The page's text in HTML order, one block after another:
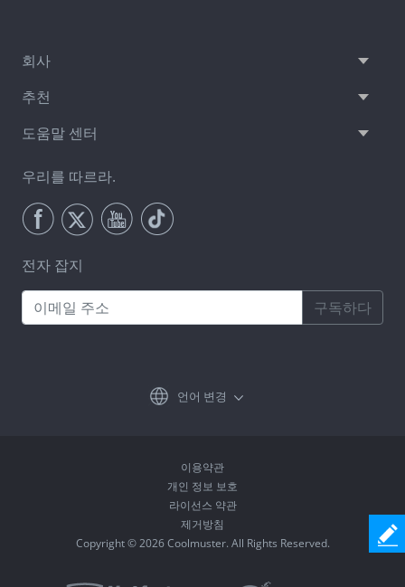
회사
추천
도움말 센터
우리를 따르라.
전자 잡지
구독하다
언어 변경
이용약관
개인 정보 보호
라이선스 약관
제거방침
Copyright © 2026 Coolmuster. All Rights Reserved.